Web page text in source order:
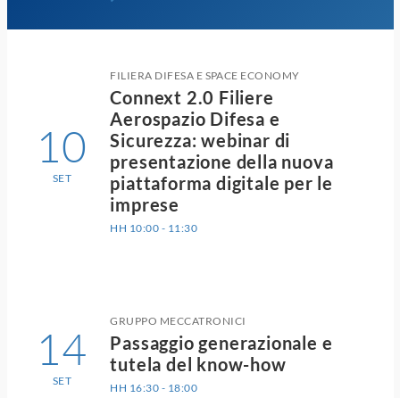
10
SET
FILIERA DIFESA E SPACE ECONOMY
Connext 2.0 Filiere
Aerospazio Difesa e
Sicurezza: webinar di
presentazione della nuova
piattaforma digitale per le
imprese
HH 10:00 - 11:30
14
SET
GRUPPO MECCATRONICI
Passaggio generazionale e
tutela del know-how
HH 16:30 - 18:00